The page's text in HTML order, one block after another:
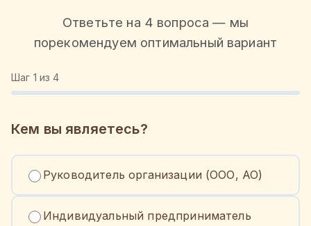
Ответьте на 4 вопроса — мы
порекомендуем оптимальный вариант
Шаг 1 из 4
Кем вы являетесь?
Руководитель организации (ООО, АО)
Индивидуальный предприниматель